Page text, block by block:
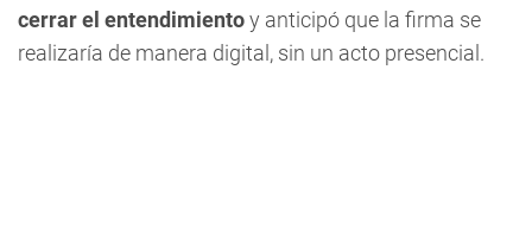
cerrar el entendimientoy anticipó que la firma se
realizaría de manera digital, sin un acto presencial.